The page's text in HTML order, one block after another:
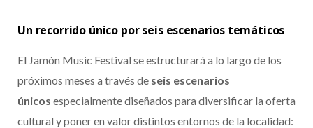
Un recorrido único por seis escenarios temáticos
El Jamón Music Festival se estructurará a lo largo de los
próximos meses a través de seis escenarios
únicos especialmente diseñados para diversificar la oferta
cultural y poner en valor distintos entornos de la localidad: